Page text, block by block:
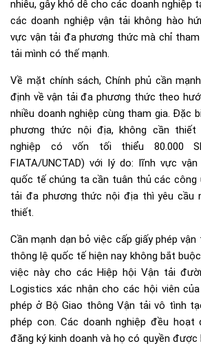
nhiễu, gây khó dễ cho các doanh nghiệp
các doanh nghiệp vận tải không hào
vực vận tải đa phương thức mà chỉ
tải mình có thế mạnh.
Về mặt chính sách, Chính phủ cần
định về vận tải đa phương thức theo
nhiều doanh nghiệp cùng tham gia. Đặc
phương thức nội địa, không cần thiết
nghiệp có vốn tối thiểu 80.000
FIATA/UNCTAD) với lý do: lĩnh vực
quốc tế chúng ta cần tuân thủ các công
tải đa phương thức nội địa thì yêu cầu
thiết.
Cần mạnh dạn bỏ việc cấp giấy phép
thông lệ quốc tế hiện nay không bắt
việc này cho các Hiệp hội Vận tải
Logistics xác nhận cho các hội viên
phép ở Bộ Giao thông Vận tải vô tình
phép con. Các doanh nghiệp đều hoạt
đăng ký kinh doanh và họ có quyền được